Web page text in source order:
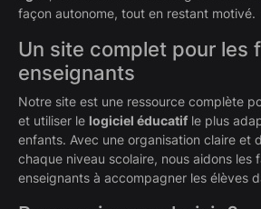
façon autonome, tout en restant motivé.
Un site complet pour les
enseignants
Notre site est une ressource complète
et utiliser le logiciel éducatif le plus
enfants. Avec une organisation claire et
chaque niveau scolaire, nous aidons les
enseignants à accompagner les élèves